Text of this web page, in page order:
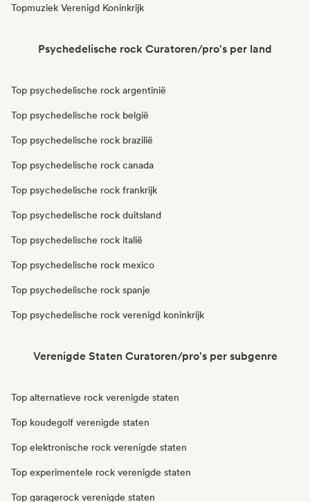
Topmuziek Verenigd Koninkrijk
Psychedelische rock Curatoren/pro's per land
Top psychedelische rock argentinië
Top psychedelische rock belgië
Top psychedelische rock brazilië
Top psychedelische rock canada
Top psychedelische rock frankrijk
Top psychedelische rock duitsland
Top psychedelische rock italië
Top psychedelische rock mexico
Top psychedelische rock spanje
Top psychedelische rock verenigd koninkrijk
Verenigde Staten Curatoren/pro's per subgenre
Top alternatieve rock verenigde staten
Top koudegolf verenigde staten
Top elektronische rock verenigde staten
Top experimentele rock verenigde staten
Top garagerock verenigde staten